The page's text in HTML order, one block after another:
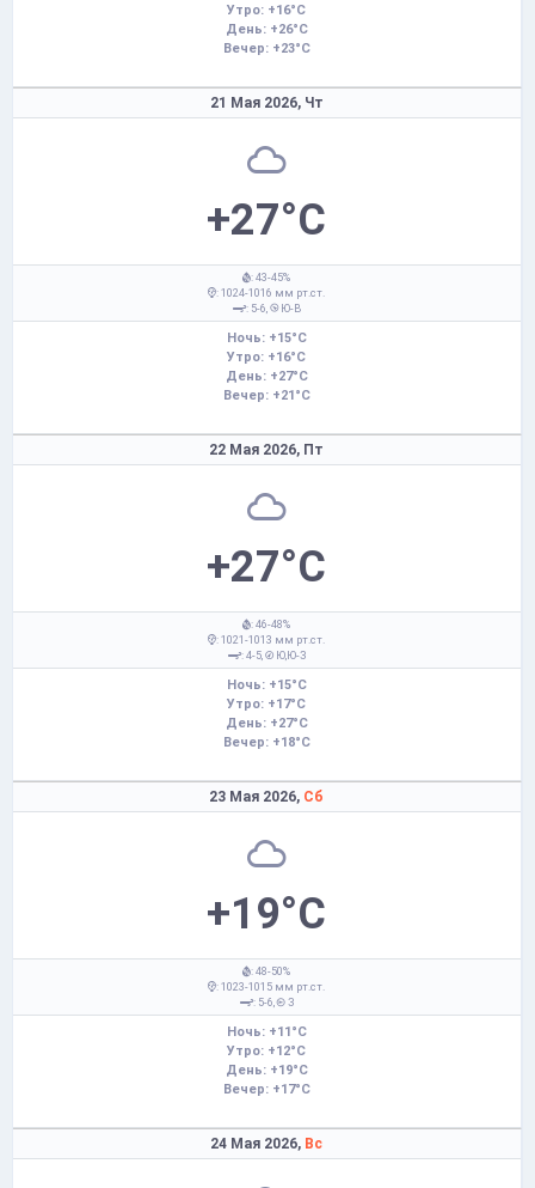
Утро: +16°C
День: +26°C
Вечер: +23°C
21 Мая 2026, Чт
+27°C
: 43-45%
: 1024-1016 мм рт.ст.
: 5-6,
Ю-В
Ночь: +15°C
Утро: +16°C
День: +27°C
Вечер: +21°C
22 Мая 2026, Пт
+27°C
: 46-48%
: 1021-1013 мм рт.ст.
: 4-5,
Ю,Ю-З
Ночь: +15°C
Утро: +17°C
День: +27°C
Вечер: +18°C
23 Мая 2026, Сб
+19°C
: 48-50%
: 1023-1015 мм рт.ст.
: 5-6,
З
Ночь: +11°C
Утро: +12°C
День: +19°C
Вечер: +17°C
24 Мая 2026, Вс